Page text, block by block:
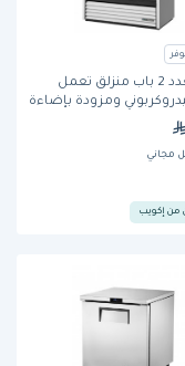
ثلاجة بعدد 2 باب منزلق تعمل
ومزودة بإضاءة
مجاني
من إكويب